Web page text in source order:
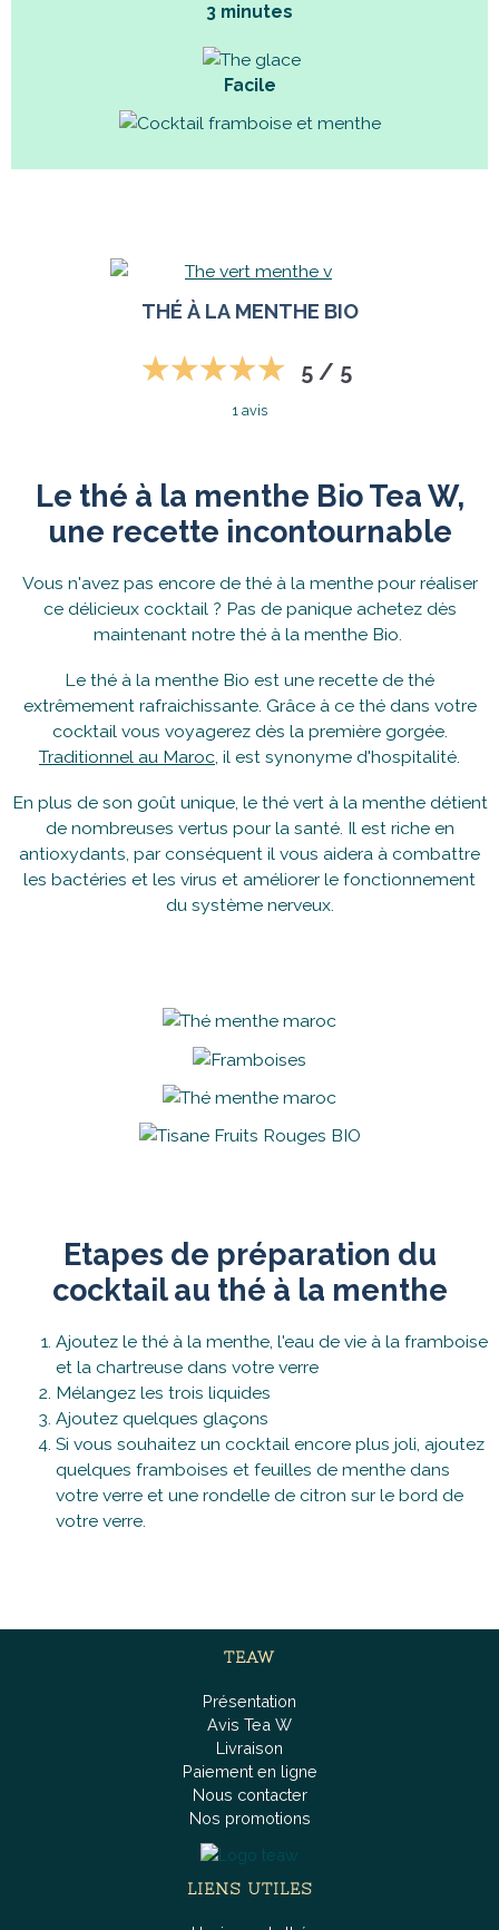
3 minutes
Facile
THÉ À LA MENTHE BIO
5 / 5
1 avis
Le thé à la menthe Bio Tea W,
une recette incontournable
Vous n'avez pas encore de thé à la menthe pour réaliser
ce délicieux cocktail ? Pas de panique achetez dès
maintenant notre thé à la menthe Bio.
Le thé à la menthe Bio est une recette de thé
extrêmement rafraichissante. Grâce à ce thé dans votre
cocktail vous voyagerez dès la première gorgée.
Traditionnel au Maroc , il est synonyme d'hospitalité.
En plus de son goût unique, le thé vert à la menthe détient
de nombreuses vertus pour la santé. Il est riche en
antioxydants, par conséquent il vous aidera à combattre
les bactéries et les virus et améliorer le fonctionnement
du système nerveux.
Etapes de préparation du
cocktail au thé à la menthe
Ajoutez le thé à la menthe, l'eau de vie à la framboise
et la chartreuse dans votre verre
Mélangez les trois liquides
Ajoutez quelques glaçons
Si vous souhaitez un cocktail encore plus joli, ajoutez
quelques framboises et feuilles de menthe dans
votre verre et une rondelle de citron sur le bord de
votre verre.
TEAW
Présentation
Avis Tea W
Livraison
Paiement en ligne
Nous contacter
Nos promotions
LIENS UTILES